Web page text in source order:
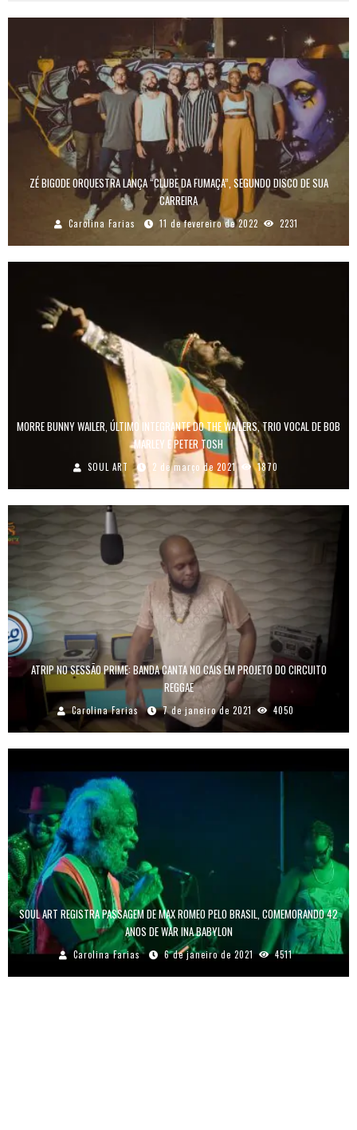
ZÉ BIGODE ORQUESTRA LANÇA “CLUBE DA FUMAÇA”, SEGUNDO DISCO DE SUA
CARREIRA
Carolina Farias 11 de fevereiro de 2022 2231
MORRE BUNNY WAILER, ÚLTIMO INTEGRANTE DO THE WAILERS, TRIO VOCAL DE BOB
MARLEY E PETER TOSH
SOUL ART 2 de março de 2021 1870
ATRIP NO SESSÃO PRIME: BANDA CANTA NO CAIS EM PROJETO DO CIRCUITO
REGGAE
Carolina Farias 7 de janeiro de 2021 4050
SOUL ART REGISTRA PASSAGEM DE MAX ROMEO PELO BRASIL, COMEMORANDO 42
ANOS DE WAR INA BABYLON
Carolina Farias 6 de janeiro de 2021 4511